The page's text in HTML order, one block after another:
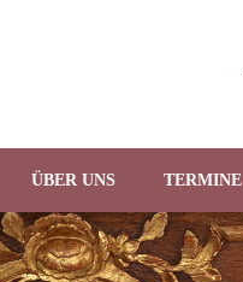
ÜBER UNS TERMINE